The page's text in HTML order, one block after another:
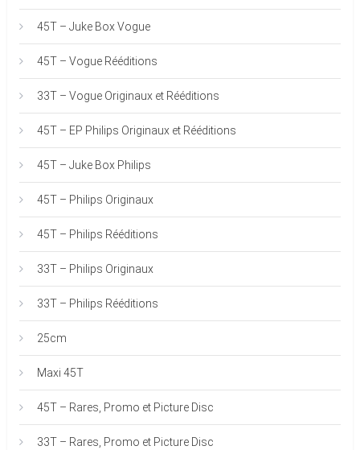
45T – Juke Box Vogue
45T – Vogue Rééditions
33T – Vogue Originaux et Rééditions
45T – EP Philips Originaux et Rééditions
45T – Juke Box Philips
45T – Philips Originaux
45T – Philips Rééditions
33T – Philips Originaux
33T – Philips Rééditions
25cm
Maxi 45T
45T – Rares, Promo et Picture Disc
33T – Rares, Promo et Picture Disc